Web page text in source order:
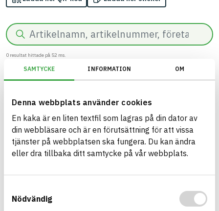
SAMTYCKE INFORMATION OM
Denna webbplats använder cookies
En kaka är en liten textfil som lagras på din dator av
din webbläsare och är en förutsättning för att vissa
tjänster på webbplatsen ska fungera. Du kan ändra
eller dra tillbaka ditt samtycke på vår webbplats.
Nödvändig
Sök
0 resultat hittade på 52 ms.
Filter Återställ filter
Miljöbyggnad/Generation 3.X/Indikator 14 - Utfasning av farliga
Bygg med BASTA - medvetna
BASTA-systemet är ensamt på marknaden om att
erbjuda kostnadsfri och publikt tillgänglig